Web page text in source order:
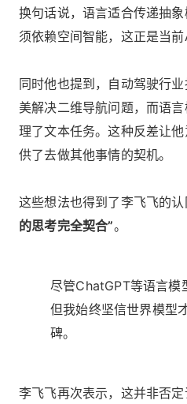
换句话说，语言适合传递抽
须依赖空间智能，这正是当前
同时他也提到，自动驾驶行
美解决二维导航问题，而语
理了文本任务。这种反差让
供了去做其他事情的契机。
这些想法也得到了李飞飞的认
的思考完全契合”。
尽管ChatGPT等语言模
但我始终坚信世界模型
碑。
李飞飞再次表示，这并非否